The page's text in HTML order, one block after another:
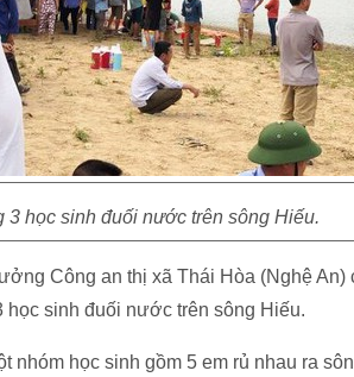
3 học sinh đuối nước trên sông Hiếu.
Công an thị xã Thái Hòa (Nghệ
học sinh đuối nước trên sông Hiếu.
nhóm học sinh gồm 5 em rủ nhau ra